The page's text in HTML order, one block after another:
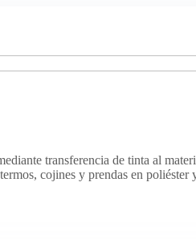
transferencia de tinta al
cojines y prendas en poliéster